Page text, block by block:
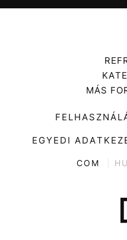
Tech-
MÁS
EGYEDI
COM HU